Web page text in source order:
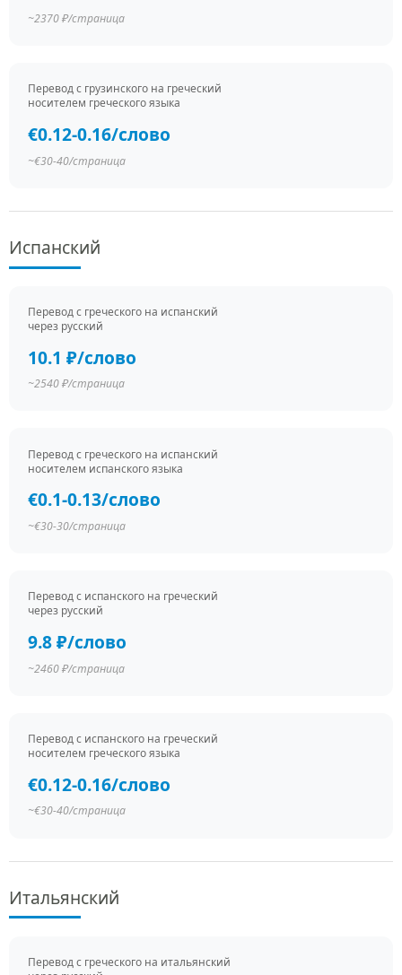
~2370 ₽/страница
Перевод c грузинского на греческий
носителем греческого языка
€0.12-0.16/слово
~€30-40/страница
Испанский
Перевод c греческого на испанский
через русский
10.1 ₽/слово
~2540 ₽/страница
Перевод c греческого на испанский
носителем испанского языка
€0.1-0.13/слово
~€30-30/страница
Перевод c испанского на греческий
через русский
9.8 ₽/слово
~2460 ₽/страница
Перевод c испанского на греческий
носителем греческого языка
€0.12-0.16/слово
~€30-40/страница
Итальянский
Перевод c греческого на итальянский